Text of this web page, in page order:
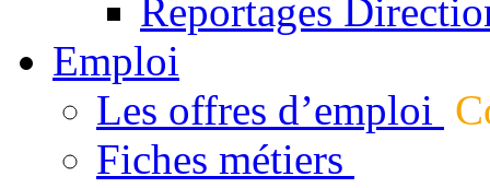
Reportages
Emploi
Les offres d’emploi
Fiches métiers